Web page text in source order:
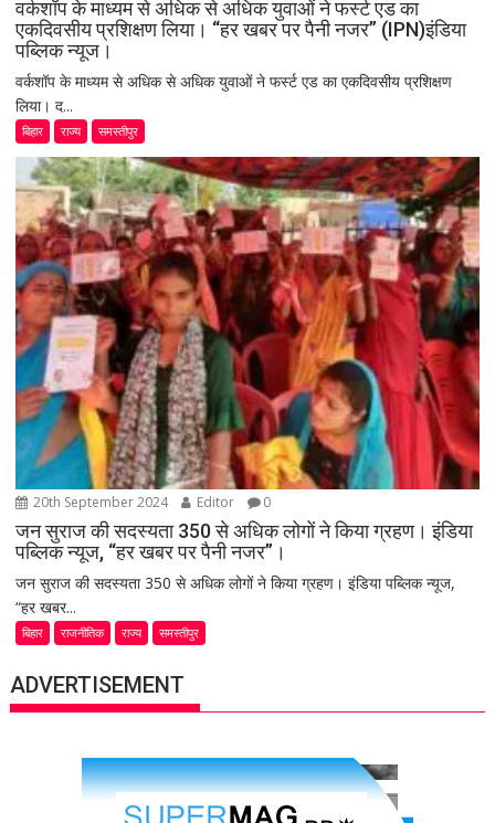
वर्कशॉप के माध्यम से अधिक से अधिक युवाओं ने फर्स्ट एड का
एकदिवसीय प्रशिक्षण लिया। “हर खबर पर पैनी नजर” (IPN)इंडिया
पब्लिक न्यूज।
वर्कशॉप के माध्यम से अधिक से अधिक युवाओं ने फर्स्ट एड का एकदिवसीय प्रशिक्षण
लिया। द...
बिहार राज्य समस्तीपुर
20th September 2024 Editor 0
जन सुराज की सदस्यता 350 से अधिक लोगों ने किया ग्रहण। इंडिया
पब्लिक न्यूज, “हर खबर पर पैनी नजर”।
जन सुराज की सदस्यता 350 से अधिक लोगों ने किया ग्रहण। इंडिया पब्लिक न्यूज,
“हर खबर...
बिहार राजनीतिक राज्य समस्तीपुर
ADVERTISEMENT